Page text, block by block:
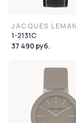
JACQUES
1-2131C
37 490 руб.